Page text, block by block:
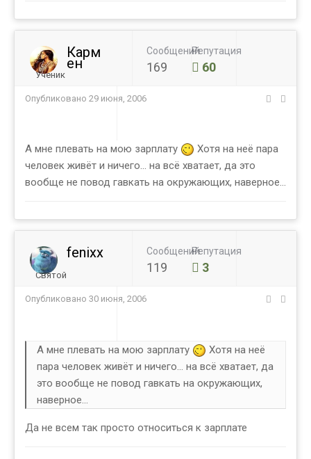
Карм
ен
Ученик
Сообщений
169
Репутация
60
Опубликовано 29 июня, 2006
А мне плевать на мою зарплату
Хотя на неё пара
человек живёт и ничего... на всё хватает, да это
вообще не повод гавкать на окружающих, наверное...
fenixx
Святой
Сообщений
119
Репутация
3
Опубликовано 30 июня, 2006
А мне плевать на мою зарплату
Хотя на неё
пара человек живёт и ничего... на всё хватает, да
это вообще не повод гавкать на окружающих,
наверное...
Да не всем так просто относиться к зарплате